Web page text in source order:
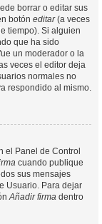
borrar o editar sus
botón editar(a veces
tiempo). Si alguien
que ha sido
un moderador o la
veces el editor deja
normales no
respondido al mismo.
el Panel de Control
cuando publique
sus mensajes
Usuario. Para dejar
Añadir firma dentro